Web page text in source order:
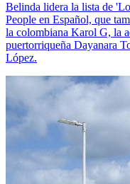
Belinda lidera la lista de
People en Español, que
la colombiana Karol G, la
puertorriqueña Dayanara
López.